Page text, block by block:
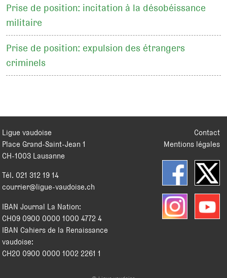
Prise de position: incitation à la désobéissance
militaire
Prise de position: expulsion des étrangers
criminels
Contact
Mentions légales
Ligue vaudoise
Place Grand-Saint-Jean 1
CH-1003 Lausanne
Tél. 021 312 19 14
courrier@ligue-vaudoise.ch
IBAN Journal La Nation:
CH09 0900 0000 1000 4772 4
IBAN Cahiers de la Renaissance
vaudoise:
CH20 0900 0000 1002 2261 1